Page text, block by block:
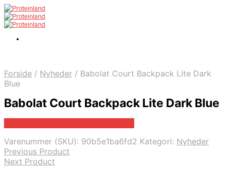
Forside / Nyheder / Babolat Court Backpack Lite Dark
Blue
Babolat Court Backpack Lite Dark Blue
Varenummer (SKU): 90b5e1ba6fd2 Kategori: Nyheder
Previous Product
Next Product